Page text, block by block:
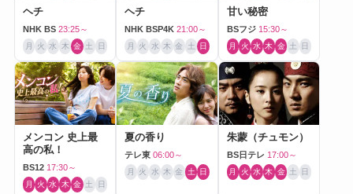
ヘチ
NHK BS 23:25～
月 火 水 木 金 土 日
ヘチ
NHK BSP4K 21:00～
月 火 水 木 金 土 日
甘い秘密
BSフジ 15:30～
月 火 水 木 金 土 日
メンコン 史上最
高の私！
BS12 17:30～
月 火 水 木 金 土 日
夏の香り
テレ東 06:00～
月 火 水 木 金 土 日
朱蒙（チュモン）
BS日テレ 17:00～
月 火 水 木 金 土 日